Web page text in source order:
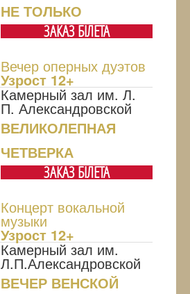
НЕ ТОЛЬКО
ЗАКАЗ БIЛЕТА
Вечер оперных дуэтов
Узрoст 12+
Камерный зал им. Л.
П. Александровской
ВЕЛИКОЛЕПНАЯ
ЧЕТВЕРКА
ЗАКАЗ БIЛЕТА
Концерт вокальной
музыки
Узрoст 12+
Камерный зал им.
Л.П.Александровской
ВЕЧЕР ВЕНСКОЙ